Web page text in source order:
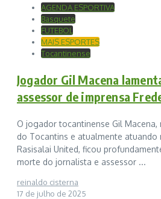
AGENDA ESPORTIVA
Basquete
FUTEBOL
MAIS ESPORTES
Tocantinense
Jogador Gil Macena
assessor de imprensa
O jogador tocantinense Gil Macena,
do Tocantins e atualmente atuando
Rasisalai United, ficou
morte do jornalista e assessor ...
reinaldo cisterna
17 de julho de 2025